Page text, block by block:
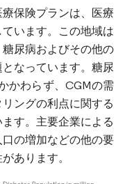
保険プランは、医療
います。この地域は
尿病およびその他の
なっています。糖尿
かわらず、CGMの需
ングの利点に関する
す。主要企業による
の増加などの他の要
あります。